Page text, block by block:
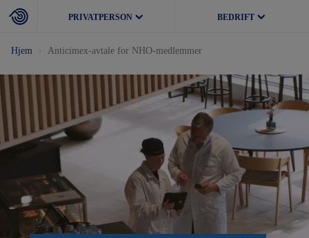
PRIVATPERSON BEDRIFT
Hjem Anticimex-avtale for NHO-medlemmer